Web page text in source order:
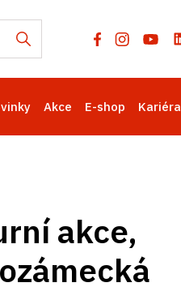
Akce E-shop Kariéra
akce,